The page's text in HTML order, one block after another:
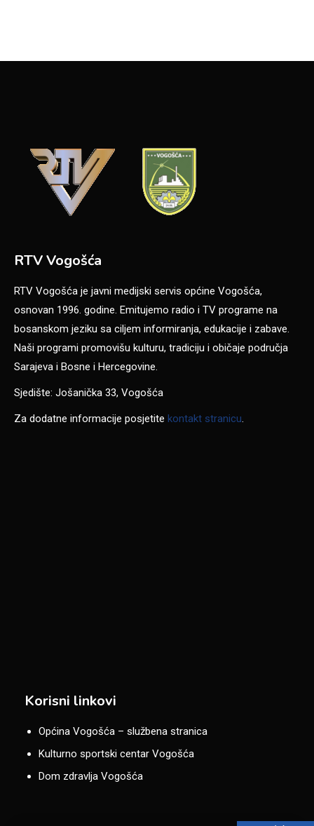
RTV Vogošća
RTV Vogošća je javni medijski servis općine Vogošća,
osnovan 1996. godine. Emitujemo radio i TV programe na
bosanskom jeziku sa ciljem informiranja, edukacije i zabave.
Naši programi promovišu kulturu, tradiciju i običaje područja
Sarajeva i Bosne i Hercegovine.
Sjedište: Jošanička 33, Vogošća
Za dodatne informacije posjetite kontakt stranicu
Korisni linkovi
Općina Vogošća – službena stranica
Kulturno sportski centar Vogošća
Dom zdravlja Vogošća